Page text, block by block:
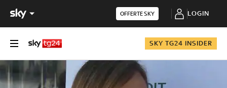
OFFERTE SKY LOGIN
SKY TG24 INSIDER